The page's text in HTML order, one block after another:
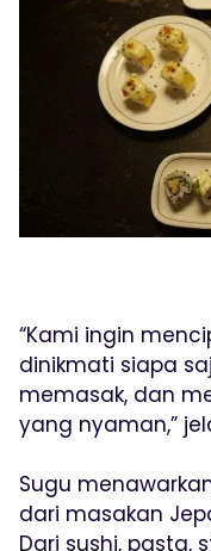
“Kami ingin
dinikmati siapa
memasak, dan
yang nyaman,”
Sugu
dari masakan
Dari sushi, pasta,